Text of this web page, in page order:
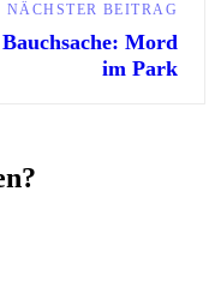
NÄCHSTER BEITRAG
Bauchsache: Mord
im Park